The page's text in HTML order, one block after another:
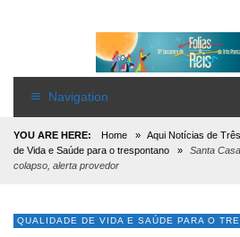
Navigation
YOU ARE HERE: Home » Aqui Notícias de
de Vida e Saúde para o trespontano
»
Santa
colapso, alerta provedor
QUALIDADE DE VIDA E SAÚDE PARA O